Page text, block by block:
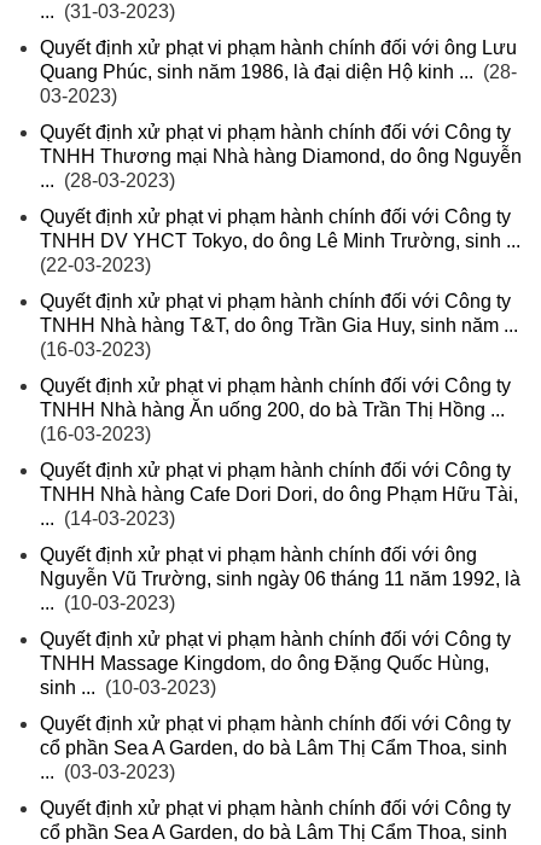
... (31-03-2023)
Quyết định xử phạt vi phạm hành chính đối với ông Lưu
Quang Phúc, sinh năm 1986, là đại diện Hộ kinh ... (28-
03-2023)
Quyết định xử phạt vi phạm hành chính đối với Công ty
TNHH Thương mại Nhà hàng Diamond, do ông Nguyễn
... (28-03-2023)
Quyết định xử phạt vi phạm hành chính đối với Công ty
TNHH DV YHCT Tokyo, do ông Lê Minh Trường, sinh ...
(22-03-2023)
Quyết định xử phạt vi phạm hành chính đối với Công ty
TNHH Nhà hàng T&T, do ông Trần Gia Huy, sinh năm ...
(16-03-2023)
Quyết định xử phạt vi phạm hành chính đối với Công ty
TNHH Nhà hàng Ăn uống 200, do bà Trần Thị Hồng ...
(16-03-2023)
Quyết định xử phạt vi phạm hành chính đối với Công ty
TNHH Nhà hàng Cafe Dori Dori, do ông Phạm Hữu Tài,
... (14-03-2023)
Quyết định xử phạt vi phạm hành chính đối với ông
Nguyễn Vũ Trường, sinh ngày 06 tháng 11 năm 1992, là
... (10-03-2023)
Quyết định xử phạt vi phạm hành chính đối với Công ty
TNHH Massage Kingdom, do ông Đặng Quốc Hùng,
sinh ... (10-03-2023)
Quyết định xử phạt vi phạm hành chính đối với Công ty
cổ phần Sea A Garden, do bà Lâm Thị Cẩm Thoa, sinh
... (03-03-2023)
Quyết định xử phạt vi phạm hành chính đối với Công ty
cổ phần Sea A Garden, do bà Lâm Thị Cẩm Thoa, sinh